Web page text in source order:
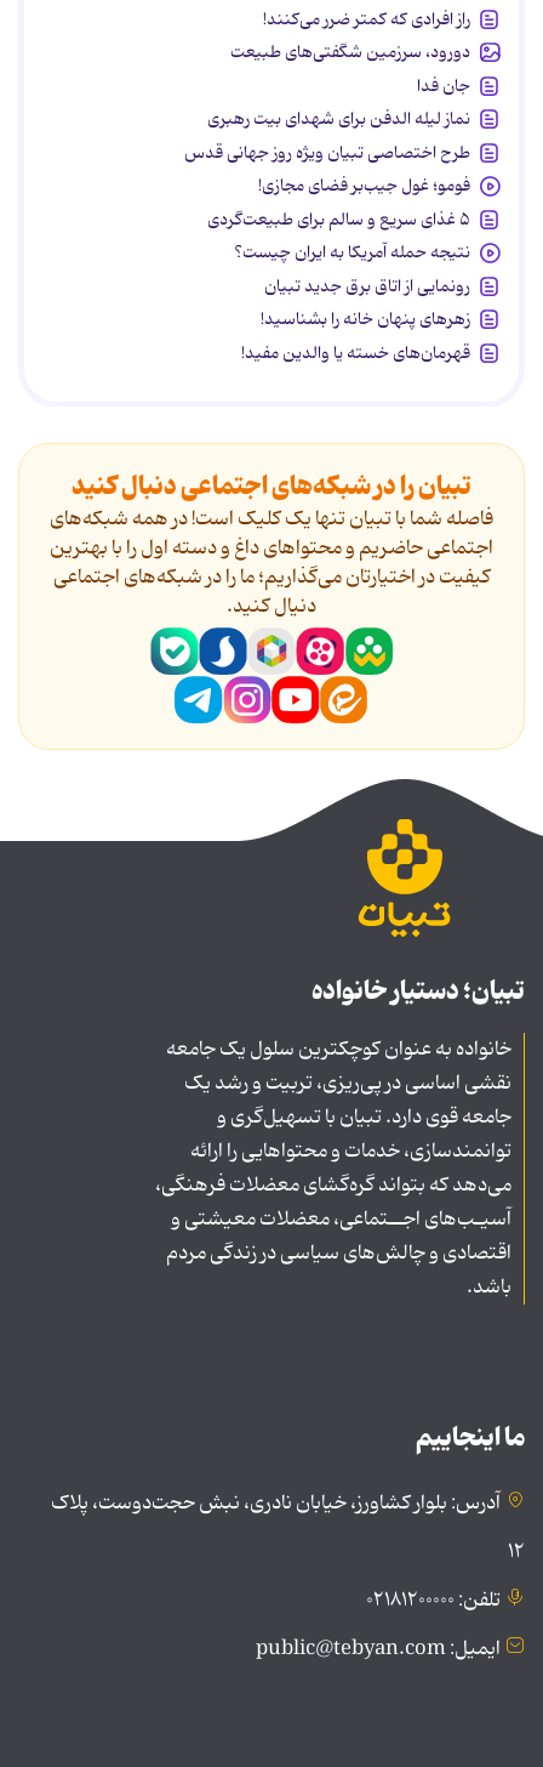
راز افرادی که کمتر ضرر می‌کنند!
دورود، سرزمین شگفتی‌های طبیعت
جان فدا
نماز لیله الدفن برای شهدای بیت رهبری
طرح اختصاصی تبیان ویژه روز جهانی قدس
فومو؛ غول جیب‌بر فضای مجازی!
۵ غذای سریع و سالم برای طبیعت‌گردی
نتیجه حمله آمریکا به ایران چیست؟
رونمایی از اتاق برق جدید تبیان
زهرهای پنهان خانه را بشناسید!
قهرمان‌های خسته یا والدین مفید!
تبیان را در شبکه‌های اجتماعی دنبال کنید
فاصله شما با تبیان تنها یک کلیک است! در همه شبکه‌های
اجتماعی حاضریم و محتواهای داغ و دسته اول را با بهترین
کیفیت در اختیارتان می‌گذاریم؛ ما را در شبکه‌های اجتماعی
دنیال کنید.
تبیان؛ دستیار خانواده
خانواده به عنوان کوچکترین سلول یک جامعه
نقشی اساسی در پی‌ریزی، تربیت و رشد یک
جامعه قوی دارد. تبیان با تسهیل‌گری و
توانمندسازی، خدمات و محتواهایی را ارائه
می‌دهد که بتواند گره‌گشای معضلات فرهنگی،
آسیـب‌های اجــتماعی، معضلات معیشتی و
اقتصادی و چالش‌های سیاسی در زندگی مردم
باشد.
ما اینجاییم
آدرس: بلوار کشاورز، خیابان نادری، نبش حجت‌دوست، پلاک
۱۲
تلفن: ۰۲۱۸۱۲۰۰۰۰۰
ایمیل: public@tebyan.com